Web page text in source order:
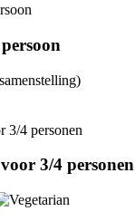
3/4 personen